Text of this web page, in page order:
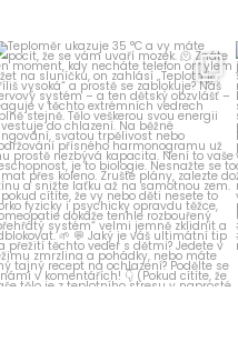
homeopatika.cz
Čvn 27